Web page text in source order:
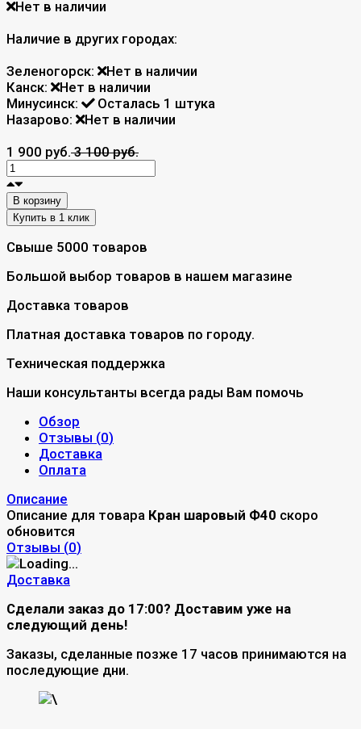
Нет в наличии
Наличие в других городах:
Зеленогорск:
Нет в наличии
Канск:
Нет в наличии
Минусинск:
Осталась 1 штука
Назарово:
Нет в наличии
1 900 руб.3 100 руб.
В корзину
Свыше 5000 товаров
Большой выбор товаров в нашем магазине
Доставка товаров
Платная доставка товаров по городу.
Техническая поддержка
Наши консультанты всегда рады Вам помочь
Обзор
Отзывы (0)
Доставка
Оплата
Описание
Описание для товара Кран шаровый Ф40 скоро
обновится
Отзывы (0)
Доставка
Сделали заказ до 17:00? Доставим уже на
следующий день!
Заказы, сделанные позже 17 часов принимаются на
последующие дни.
\